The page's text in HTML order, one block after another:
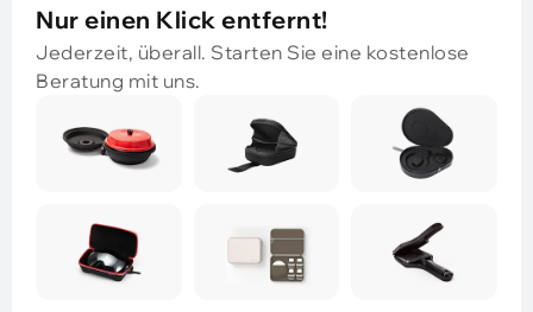
Nur einen Klick entfernt!
Jederzeit, überall. Starten Sie eine kostenlose
Beratung mit uns.